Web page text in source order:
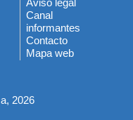
Menú
del
pie
Aviso legal
Canal
informantes
Contacto
Mapa web
2026